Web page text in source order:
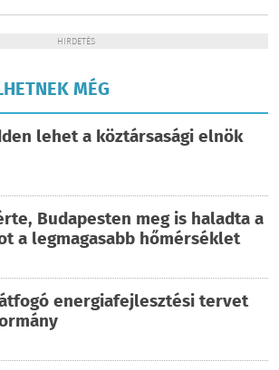
HIRDETÉS
MÉG
lehet a köztársasági elnök
Budapesten meg is haladta a
a legmagasabb hőmérséklet
energiafejlesztési tervet